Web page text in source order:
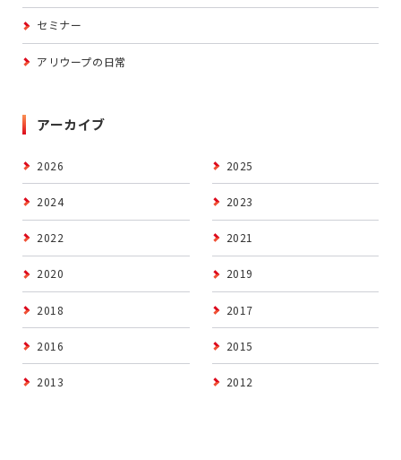
セミナー
アリウープの日常
アーカイブ
2026 2025
2024 2023
2022 2021
2020 2019
2018 2017
2016 2015
2013 2012